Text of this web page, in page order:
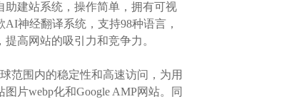
建站系统，操作简单，拥有可视
神经翻译系统，支持98种语言，
高网站的吸引力和竞争力。
范围内的稳定性和高速访问，为用
片webp化和Google AMP网站。同